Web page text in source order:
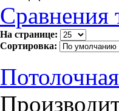
Сравнения
На странице:
Сортировка: